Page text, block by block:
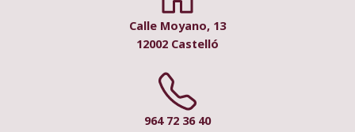
Calle Moyano, 13
12002 Castelló
964 72 36 40